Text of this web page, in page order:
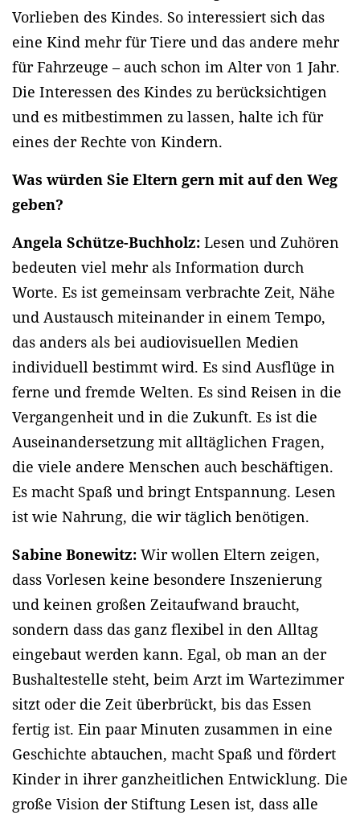
Vorlieben des Kindes. So interessiert sich das
eine Kind mehr für Tiere und das andere mehr
für Fahrzeuge – auch schon im Alter von 1 Jahr.
Die Interessen des Kindes zu berücksichtigen
und es mitbestimmen zu lassen, halte ich für
eines der Rechte von Kindern.
Was würden Sie Eltern gern mit auf den Weg
geben?
Angela Schütze-Buchholz: Lesen und Zuhören
bedeuten viel mehr als Information durch
Worte. Es ist gemeinsam verbrachte Zeit, Nähe
und Austausch miteinander in einem Tempo,
das anders als bei audiovisuellen Medien
individuell bestimmt wird. Es sind Ausflüge in
ferne und fremde Welten. Es sind Reisen in die
Vergangenheit und in die Zukunft. Es ist die
Auseinandersetzung mit alltäglichen Fragen,
die viele andere Menschen auch beschäftigen.
Es macht Spaß und bringt Entspannung. Lesen
ist wie Nahrung, die wir täglich benötigen.
Sabine Bonewitz: Wir wollen Eltern zeigen,
dass Vorlesen keine besondere Inszenierung
und keinen großen Zeitaufwand braucht,
sondern dass das ganz flexibel in den Alltag
eingebaut werden kann. Egal, ob man an der
Bushaltestelle steht, beim Arzt im Wartezimmer
sitzt oder die Zeit überbrückt, bis das Essen
fertig ist. Ein paar Minuten zusammen in eine
Geschichte abtauchen, macht Spaß und fördert
Kinder in ihrer ganzheitlichen Entwicklung. Die
große Vision der Stiftung Lesen ist, dass alle